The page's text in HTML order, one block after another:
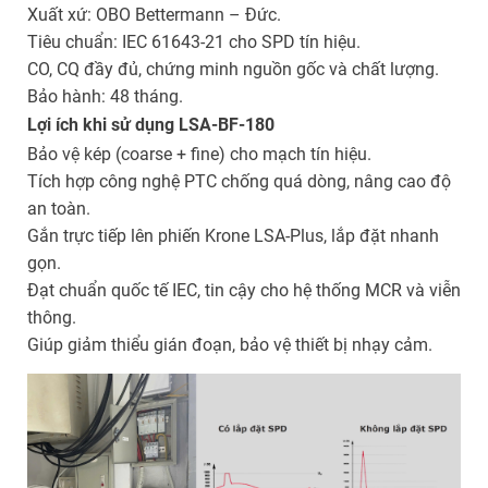
Xuất xứ: OBO Bettermann – Đức.
Tiêu chuẩn: IEC 61643-21 cho SPD tín hiệu.
CO, CQ đầy đủ, chứng minh nguồn gốc và chất lượng.
Bảo hành: 48 tháng.
Lợi ích khi sử dụng LSA-BF-180
Bảo vệ kép (coarse + fine) cho mạch tín hiệu.
Tích hợp công nghệ PTC chống quá dòng, nâng cao độ
an toàn.
Gắn trực tiếp lên phiến Krone LSA-Plus, lắp đặt nhanh
gọn.
Đạt chuẩn quốc tế IEC, tin cậy cho hệ thống MCR và viễn
thông.
Giúp giảm thiểu gián đoạn, bảo vệ thiết bị nhạy cảm.